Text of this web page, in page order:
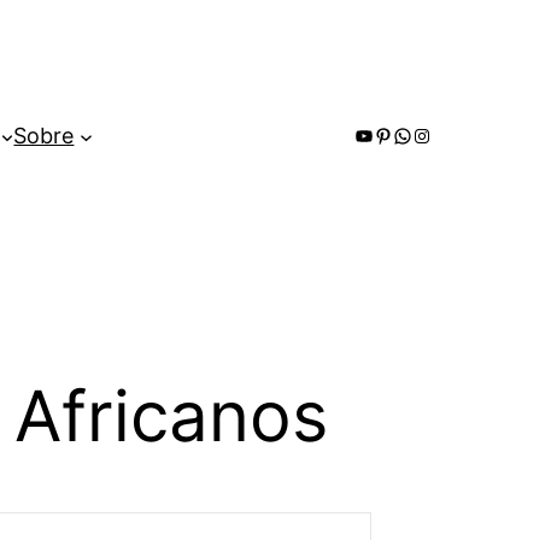
Sobre Youtube
Pinterest
WhatsApp
Instagram